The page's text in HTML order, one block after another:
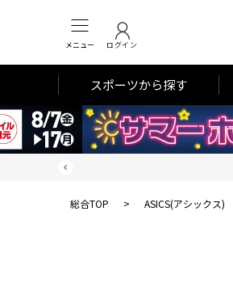
メニュー ログイン
スポーツから探す
総合TOP > ASICS(アシックス)